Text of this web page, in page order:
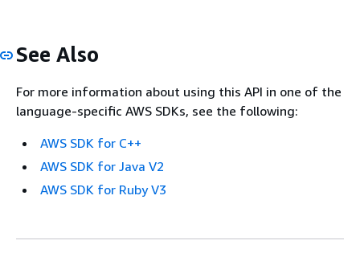
See Also
For more information about using this API in one of the
language-specific AWS SDKs, see the following:
AWS SDK for C++
AWS SDK for Java V2
AWS SDK for Ruby V3